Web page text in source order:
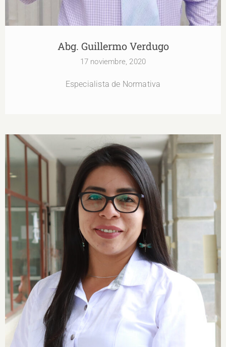
Abg. Guillermo Verdugo
17 noviembre, 2020
Especialista de Normativa
Mst. Janeth Morocho